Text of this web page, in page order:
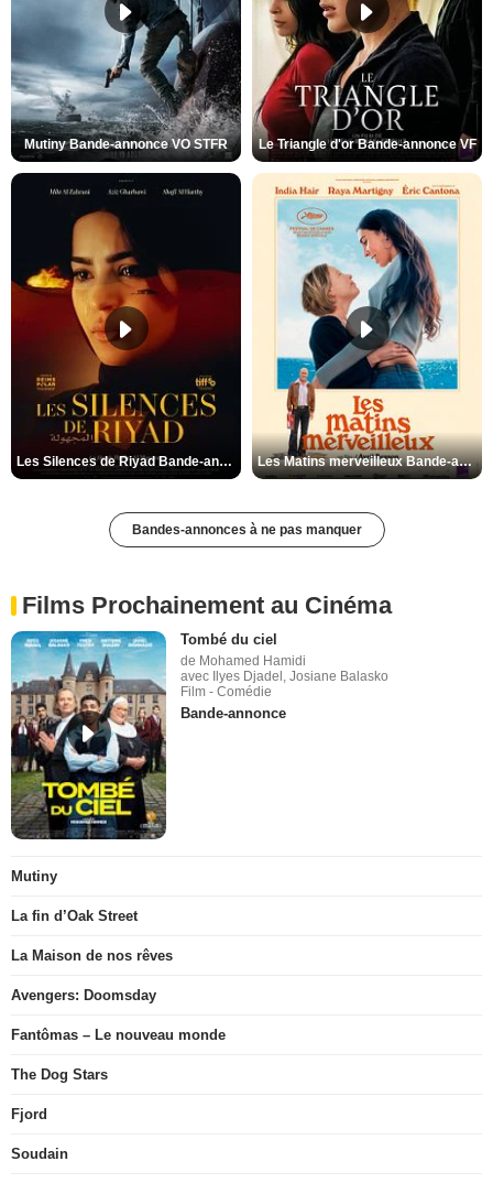
Mutiny Bande-annonce VO STFR Le Triangle d'or Bande-annonce VF
Les Silences de Riyad Bande-annonce VO STFR Les Matins merveilleux Bande-annonce VF
Bandes-annonces à ne pas manquer
Films Prochainement au Cinéma
Tombé du ciel
de Mohamed Hamidi
avec Ilyes Djadel, Josiane Balasko
Film - Comédie
Bande-annonce
Mutiny
La fin d’Oak Street
La Maison de nos rêves
Avengers: Doomsday
Fantômas – Le nouveau monde
The Dog Stars
Fjord
Soudain